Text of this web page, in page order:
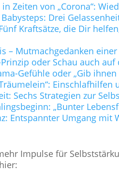
in Zeiten von „Corona“:
Drei
Kraftsätze, die Dir
– Mutmachgedanken
oder Schau auch auf
Gefühle oder „Gib ihnen
Einschlafhilfen
Sechs Strategien zur
„Bunter
Entspannter Umgang mit
Impulse für